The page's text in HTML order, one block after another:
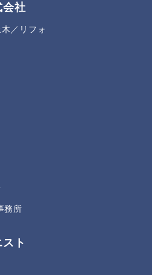
会社
／リフォ
務所
ト